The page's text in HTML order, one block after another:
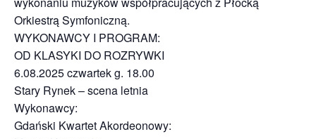
Orkiestrą Symfoniczną.
WYKONAWCY I PROGRAM:
OD KLASYKI DO ROZRYWKI
6.08.2025 czwartek g. 18.00
Stary Rynek – scena letnia
Wykonawcy:
Gdański Kwartet Akordeonowy: